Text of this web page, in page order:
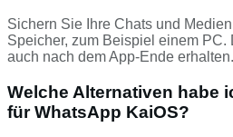
Sichern Sie Ihre Chats und
Speicher, zum Beispiel einem PC.
auch nach dem App-Ende erhalten.
Welche Alternativen habe
für WhatsApp KaiOS?